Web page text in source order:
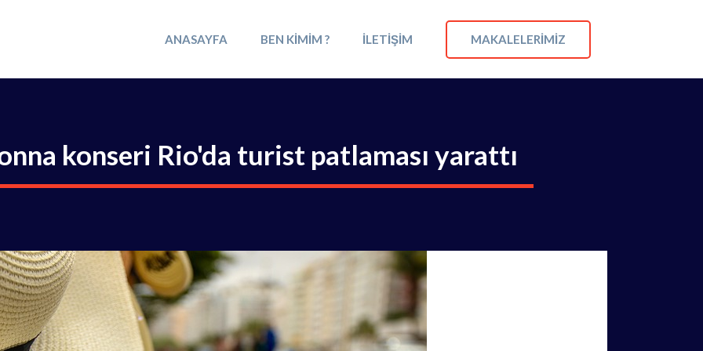
ANASAYFA BEN KIMIM ? İLETIŞIM MAKALELERIMIZ
konseri Rio'da turist patlaması yarattı